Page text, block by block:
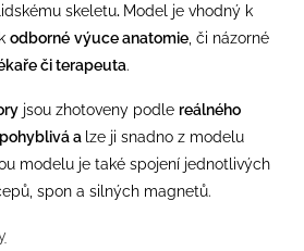
skeletu. Model je vhodný k
odborné výuce anatomie , či názorné
či terapeuta.
jsou zhotoveny podle reálného
a lze ji snadno z modelu
modelu je také spojení jednotlivých
spon a silných magnetů.